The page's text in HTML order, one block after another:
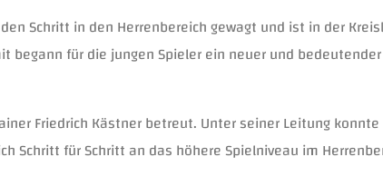
Schritt in den Herrenbereich gewagt und ist in der
begann für die jungen Spieler ein neuer und
Friedrich Kästner betreut. Unter seiner Leitung konnte
Schritt für Schritt an das höhere Spielniveau im